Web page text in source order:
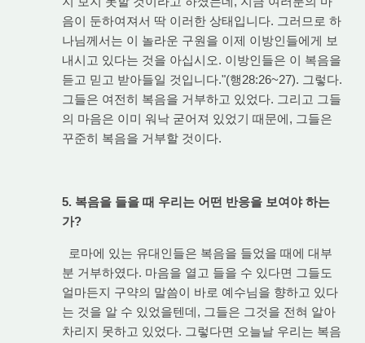
음이 둔하여져서 딱 이러한 상태입니다. 그러므로 하
나님께서는 이 놀라운 구원을 이제 이방인들에게 보
내시고 있다는 것을 아십시오. 이방인들은 이 복음을
듣고 믿고 받아들일 것입니다."(행28:26~27). 그렇다.
그들은 여전히 복음을 거부하고 있었다. 그리고 그들
의 마음은 이미 워낙 굳어져 있었기 때문에, 그들은
꾸준히 복음을 거부할 것이다.
5. 복음을 들을 때 우리는 어떤 반응을 보여야 하는
가?
로마에 있는 유대인들은 복음을 들었을 때에 대부
분 거부하였다. 마음을 열고 들을 수 있다면 그들도
얼마든지 구약의 말씀이 바로 예수님을 향하고 있다
는 것을 알 수 있었을텐데, 그들은 그것을 전혀 알아
차리지 못하고 있었다. 그렇다면 오늘날 우리는 복음